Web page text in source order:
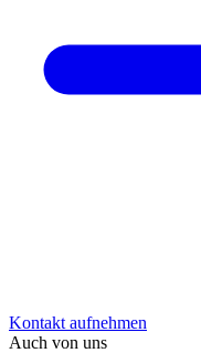
Kontakt aufnehmen
Auch von uns